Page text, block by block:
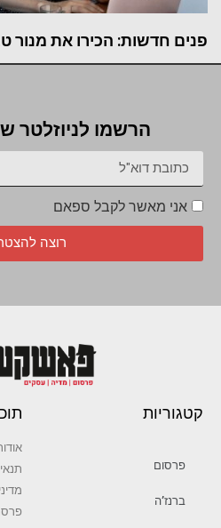
פנים חדשות: הכירו את מנור
הרשמו לניוזלטר
אני מאשר לקבל ספאם
רוצה
קטגוריות
פרסום
ברנז’ה